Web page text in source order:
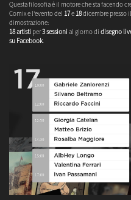
Questa filosofia è il motore che sta facendo
Comix e l'evento del 17e 18dicembre presso il
dimostrazione:
18 artisti per3 sessioni al giorno di disegno
su Facebook.